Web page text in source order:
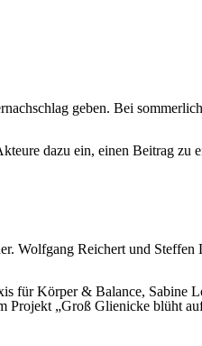
geben. Bei
dazu ein, einen Beitrag zu
Wolfgang Reichert und
für Körper & Balance, Sabine
Projekt „Groß Glienicke blüht